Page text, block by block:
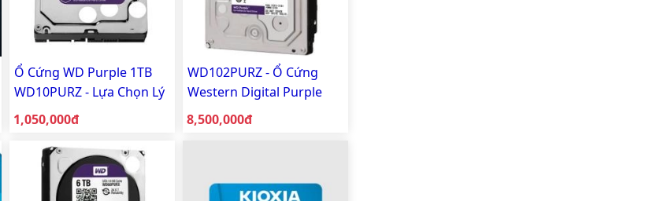
Ổ Cứng WD Purple 1TB
WD10PURZ - Lựa Chọn Lý
Tưởng Cho Hệ Thống
Camera
Giá bán:
1,050,000đ
WD102PURZ - Ổ Cứng
Western Digital Purple
10TB 256MB Cache
Giá bán:
8,500,000đ